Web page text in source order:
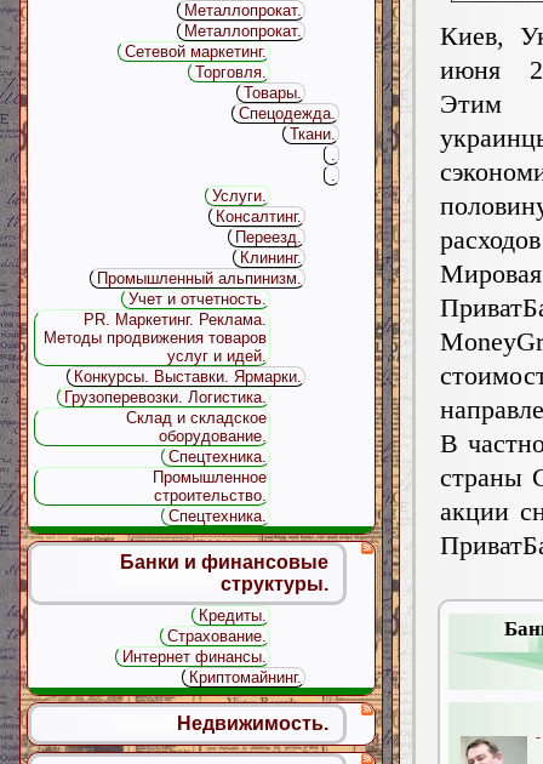
-
Киев,
июня
В
страны
акции
Металлопрокат.
Металлопрокат.
Сетевой маркетинг.
Торговля.
Товары.
Спецодежда.
Ткани.
.
.
Услуги.
Консалтинг.
Переезд.
Клининг.
Промышленный альпинизм.
Учет и отчетность.
PR. Маркетинг. Реклама.
Методы продвижения товаров
услуг и идей.
Конкурсы. Выставки. Ярмарки.
Грузоперевозки. Логистика.
Склад и складское
оборудование.
Спецтехника.
Промышленное
строительство.
Спецтехника.
Банки и финансовые
структуры.
Кредиты.
Страхование.
Интернет финансы.
Криптомайнинг.
Недвижимость.